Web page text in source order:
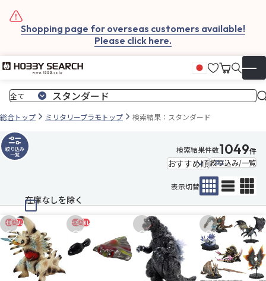
Shopping page for overseas customers available!
Please click here.
日本語
▼ お気に入り
カート
総合トップ ミリタリープラモトップ 検索結果：スタンダード
絞り込み
一覧
在庫なしを除く
検索結果件数1049件
絞り込み/一覧
表示切替
セール
お気に入りに追加
セール
お気に入りに追加お気に入りに追加お気に入りに